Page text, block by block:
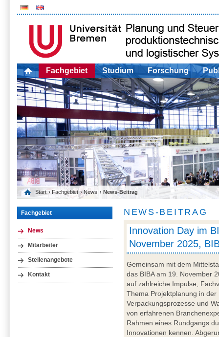
Fachgebiet Studium Forschung
Start › Fachgebiet › News › News-Beitrag
Fachgebiet
News
Mitarbeiter
Stellenangebote
Kontakt
NEWS-BEITRAG
Innovation Day im
November 2025,
Gemeinsam mit dem
das BIBA am 19. November
auf zahlreiche Impulse,
Thema Projektplanung in
Verpackungsprozesse und
von erfahrenen
Rahmen eines Rundgangs
Innovationen kennen.